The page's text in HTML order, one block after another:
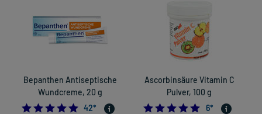
Bepanthen Antiseptische
Wundcreme, 20 g
4.880952380952381
42*
Ascorbinsäure Vitamin C
Pulver, 100 g
5.0
6*